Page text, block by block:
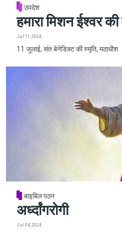
उपदेश
हमारा मिशन ईश्वर
Jul 11, 2024
11 जुलाई, संत बेनेडिक्ट की स्मृति, मठाधीश
बाइबिल पठन
अर्ध्दांगरोगी
Jul 04, 2024